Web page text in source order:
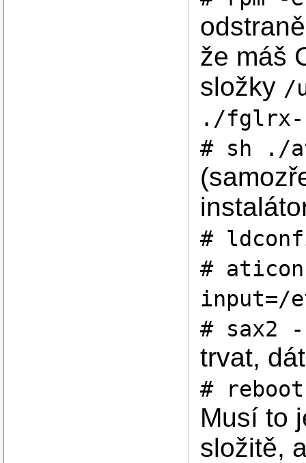
Group
Mode
EndSection
Section
Option
Option
že máš
složky /
./fglrx-
# sh
#
#
input=/
# sax2
trvat,
# reboot
Musí to
složitě,